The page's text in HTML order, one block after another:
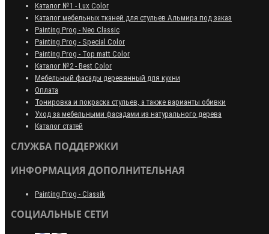
Каталог №1 - Lux Color
Каталог мебельных тканей для стульев Альмира под заказ
Painting Prog - Neo Classiс
Painting Prog - Special Color
Painting Prog - Top matt Color
Каталог №2 - Best Color
Мебельный фасады деревянный для кухни
Оплата
Тонировка и покраска стульев, а также варианты обивки
Уход за мебельными фасадами из натурального дерева
Каталог статей
СЛУЖБА ПОДДЕРЖКИ
ИНФОРМАЦИЯ ДОПОЛНИТЕЛЬНАЯ
Painting Prog - Classik
СОЦИАЛЬНЫЕ СЕТИ